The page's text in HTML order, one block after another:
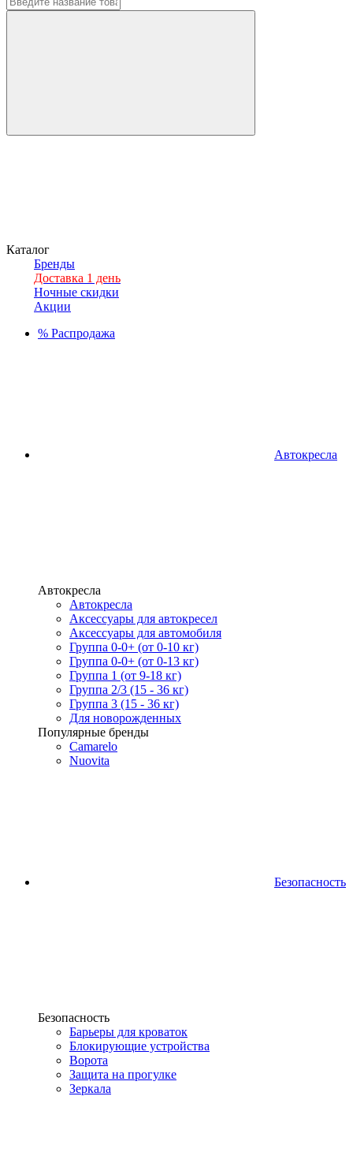
Каталог
Бренды
Доставка 1 день
Ночные скидки
Акции
% Распродажа
Автокресла
Автокресла
Автокресла
Аксессуары для автокресел
Аксессуары для автомобиля
Группа 0-0+ (от 0-10 кг)
Группа 0-0+ (от 0-13 кг)
Группа 1 (от 9-18 кг)
Группа 2/3 (15 - 36 кг)
Группа 3 (15 - 36 кг)
Для новорожденных
Популярные бренды
Camarelo
Nuovita
Безопасность
Безопасность
Барьеры для кроваток
Блокирующие устройства
Ворота
Защита на прогулке
Зеркала